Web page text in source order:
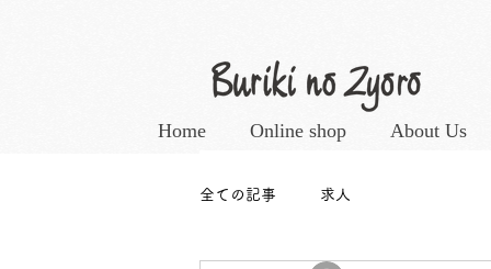
Home Online shop About Us
全ての記事 求人